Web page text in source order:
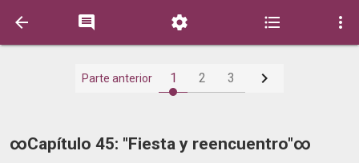
    
Parte anterior 1 2 3 
∞Capítulo 45: "Fiesta y reencuentro"∞